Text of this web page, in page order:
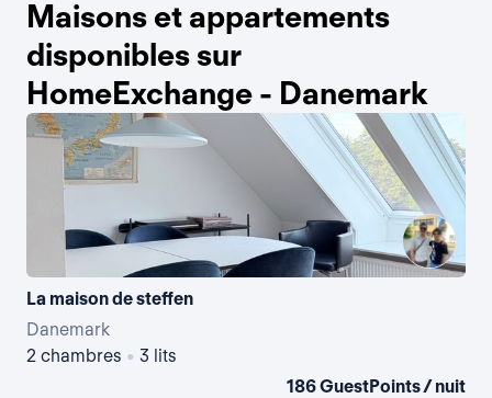
Maisons et appartements
disponibles sur
HomeExchange - Danemark
La maison de steffen
Danemark
2 chambres • 3 lits
186 GuestPoints / nuit